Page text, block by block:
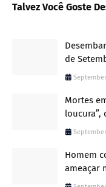
Talvez Você Goste
de
Mortes
loucura”,
Homem
ameaçar